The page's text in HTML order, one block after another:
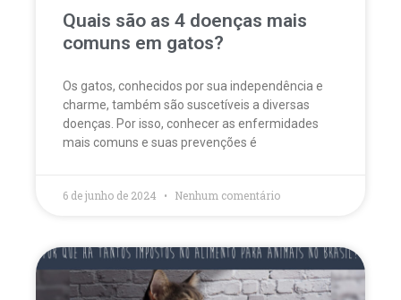
Quais são as 4 doenças mais
comuns em gatos?
Os gatos, conhecidos por sua independência e
charme, também são suscetíveis a diversas
doenças. Por isso, conhecer as enfermidades
mais comuns e suas prevenções é
6 de junho de 2024 Nenhum comentário